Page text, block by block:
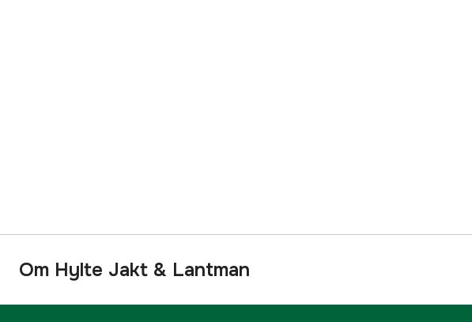
Om Hylte Jakt & Lantman